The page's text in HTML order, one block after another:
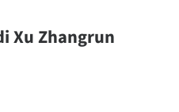
Xu Zhangrun